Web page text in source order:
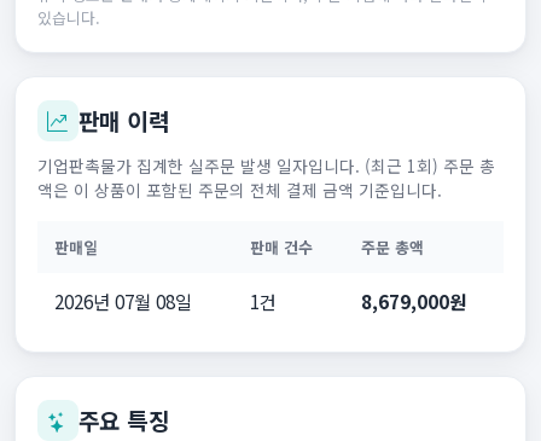
있습니다.
판매 이력
기업판촉물가 집계한 실주문 발생 일자입니다. (최근 1회) 주문 총
액은 이 상품이 포함된 주문의 전체 결제 금액 기준입니다.
판매일 판매 건수 주문 총액
2026년 07월 08일 1건 8,679,000원
주요 특징